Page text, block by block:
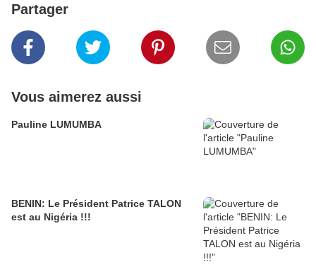
Partager
Vous aimerez aussi
Pauline LUMUMBA
BENIN: Le Président Patrice TALON
est au Nigéria !!!